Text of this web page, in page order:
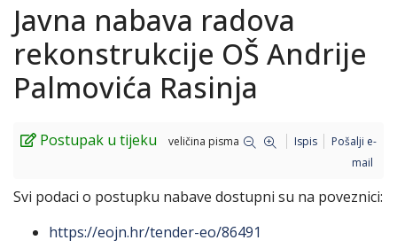
Javna nabava radova
rekonstrukcije OŠ Andrije
Palmovića Rasinja
Postupak u tijeku veličina pisma Ispis
Pošalji e-
mail
Svi podaci o postupku nabave dostupni su na poveznici:
https://eojn.hr/tender-eo/86491